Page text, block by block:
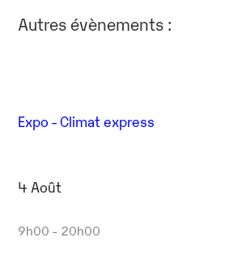
Autres évènements :
Expo - Climat express
4 Août
9h00 - 20h00